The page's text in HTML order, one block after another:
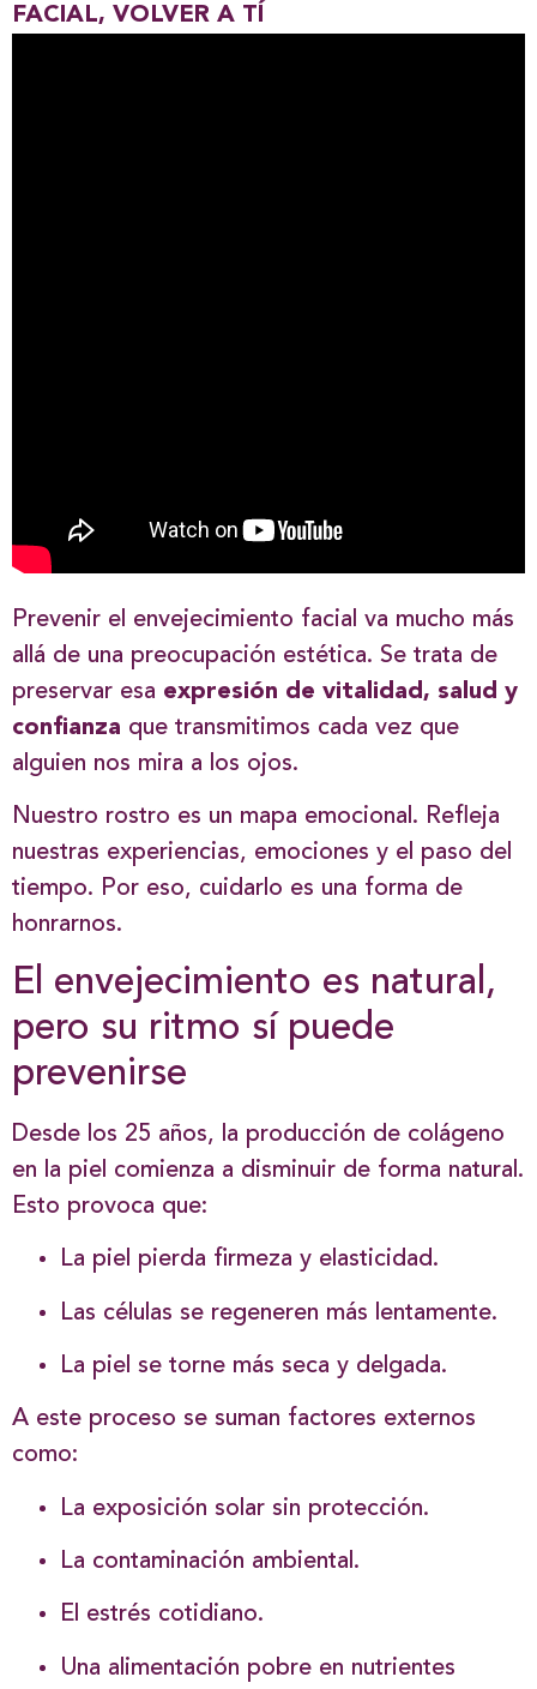
FACIAL, VOLVER A TÍ
Prevenir el envejecimiento facial va mucho más
allá de una preocupación estética. Se trata de
preservar esa expresión de vitalidad, salud y
confianza que transmitimos cada vez que
alguien nos mira a los ojos.
Nuestro rostro es un mapa emocional. Refleja
nuestras experiencias, emociones y el paso del
tiempo. Por eso, cuidarlo es una forma de
honrarnos.
El envejecimiento es natural,
pero su ritmo sí puede
prevenirse
Desde los 25 años, la producción de colágeno
en la piel comienza a disminuir de forma natural.
Esto provoca que:
La piel pierda firmeza y elasticidad.
Las células se regeneren más lentamente.
La piel se torne más seca y delgada.
A este proceso se suman factores externos
como:
La exposición solar sin protección.
La contaminación ambiental.
El estrés cotidiano.
Una alimentación pobre en nutrientes